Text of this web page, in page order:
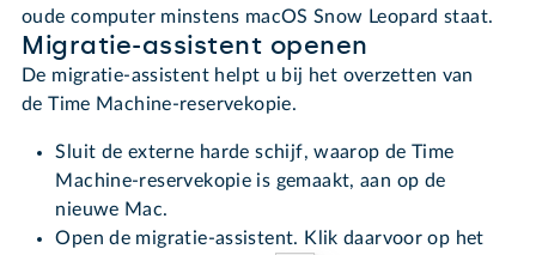
oude computer minstens macOS Snow Leopard staat.
Migratie-assistent openen
De migratie-assistent helpt u bij het overzetten van
de Time Machine-reservekopie.
Sluit de externe harde schijf, waarop de Time
Machine-reservekopie is gemaakt, aan op de
nieuwe Mac.
Open de migratie-assistent. Klik daarvoor op het